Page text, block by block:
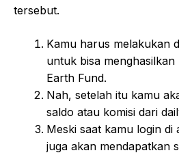
tersebut.
Kamu harus melakukan
untuk bisa menghasilkan
Earth Fund.
Nah, setelah itu kamu
saldo atau komisi dari
Meski saat kamu login di
juga akan mendapatkan